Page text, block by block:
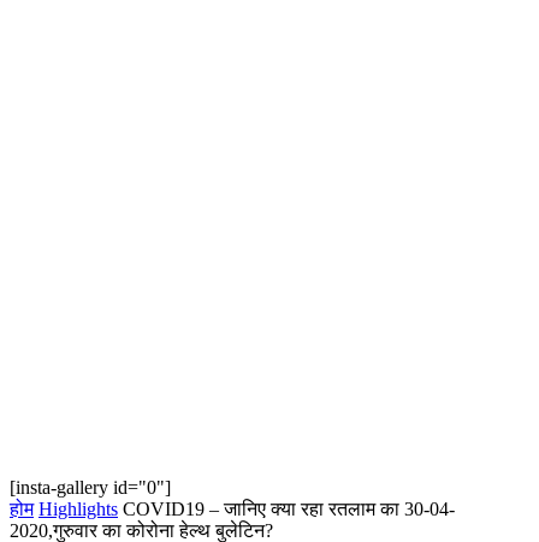
[insta-gallery id="0"]
होम Highlights COVID19 – जानिए क्या रहा रतलाम का 30-04-
2020,गुरुवार का कोरोना हेल्‍थ बुलेटिन?